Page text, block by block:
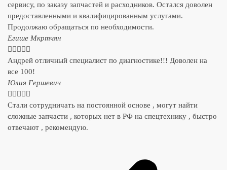
сервису, по заказу запчастей и расходников. Остался доволен
предоставленными и квалифицированным услугами.
Продолжаю обращаться по необходимости.
​Егише Мкртчян
    
Андрей отличный специалист по диагностике!!! Доволен на
все 100!
​Юлия Гершевич
    
Стали сотрудничать на постоянной основе , могут найти
сложные запчасти , которых нет в РФ на спецтехнику , быстро
отвечают , рекомендую.